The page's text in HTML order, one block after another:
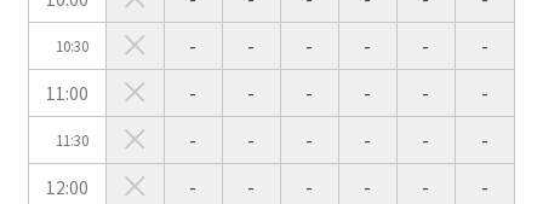
10:30 - - - - -
-
11:00
- - - - - -
11:30 - - - - -
-
12:00
- - - - - -
こちらの会議室の空室状況は
以下からお問合せください。
スクール
2名掛け
スクール
3名掛け
シアター
形式